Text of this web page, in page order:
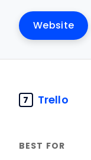
Website
7 Trello